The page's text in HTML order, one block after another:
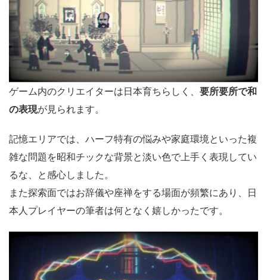
ゲーム内のクリエイターは日本育ちらしく、 要所要所で和
の表現が見られます。
記憶エリアでは、ハーフ特有の悩みや家庭環境といった複
雑な問題を昭和チックな背景と淡い色で上手く表現してい
るな、と感心しました。
また探索面ではお辞儀や座禅をする場面が頻繁にあり、日
本人プレイヤーの筆者は何となく嬉しかったです。